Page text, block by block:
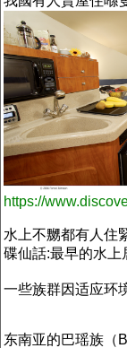
https://
水上不嬲都有人住
碟仙話:最早的水上
一些族群因适应环
东南亚的巴瑶族（